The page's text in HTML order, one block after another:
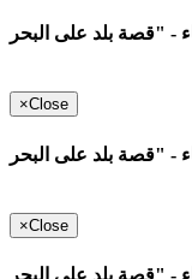
×Close
×Close